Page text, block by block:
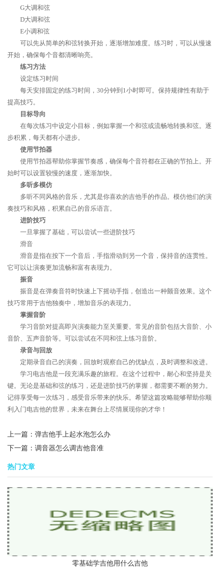
G大调和弦
D大调和弦
E小调和弦
可以先从简单的和弦转换开始，逐渐增加难度。练习时，可以从慢速
开始，确保每个音都清晰响亮。
练习方法
设定练习时间
每天安排固定的练习时间，30分钟到1小时即可。保持规律性有助于
提高技巧。
目标导向
在每次练习中设定小目标，例如掌握一个和弦或流畅地转换和弦。逐
步积累，每天都有小进步。
使用节拍器
使用节拍器帮助你掌握节奏感，确保每个音符都在正确的节拍上。开
始时可以设置较慢的速度，逐渐加快。
多听多模仿
多听不同风格的音乐，尤其是你喜欢的吉他手的作品。模仿他们的演
奏技巧和风格，积累自己的音乐语言。
进阶技巧
一旦掌握了基础，可以尝试一些进阶技巧
滑音
滑音是指在按下一个音后，手指滑动到另一个音，保持音的连贯性。
它可以让演奏更加流畅和富有表现力。
振音
振音是在弹奏音符时快速上下摇动手指，创造出一种颤音效果。这个
技巧常用于吉他独奏中，增加音乐的表现力。
掌握音阶
学习音阶对提高即兴演奏能力至关重要。常见的音阶包括大音阶、小
音阶、五声音阶等。可以尝试在不同和弦上练习音阶。
录音与回放
定期录音自己的演奏，回放时观察自己的优缺点，及时调整和改进。
学习电吉他是一段充满乐趣的旅程。在这个过程中，耐心和坚持是关
键。无论是基础和弦的练习，还是进阶技巧的掌握，都需要不断的努力。
记得享受每一次练习，感受音乐带来的快乐。希望这篇攻略能够帮助你顺
利入门电吉他的世界，未来在舞台上尽情展现你的才华！
上一篇： 弹吉他手上起水泡怎么办
下一篇： 调音器怎么调吉他音准
热门文章
零基础学吉他用什么吉他